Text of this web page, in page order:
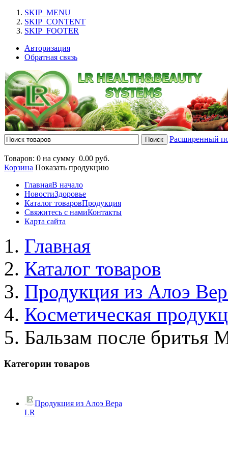
SKIP_MENU
SKIP_CONTENT
SKIP_FOOTER
Авторизация
Обратная связь
Расширенный
Товаров: 0 на сумму 0.00 руб.
Корзина Показать продукцию
ГлавнаяВ начало
НовостиЗдоровье
Каталог товаровПродукция
Свяжитесь с намиКонтакты
Карта сайта
Главная
Каталог товаров
Продукция из Алоэ
Косметическая
Бальзам после бритья
Категории товаров
Продукция из Алоэ Вера
LR